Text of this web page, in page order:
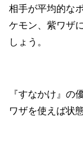
相手が平均的な
ケモン、紫ワザ
しょう。
『すなかけ』
ワザを使えば状